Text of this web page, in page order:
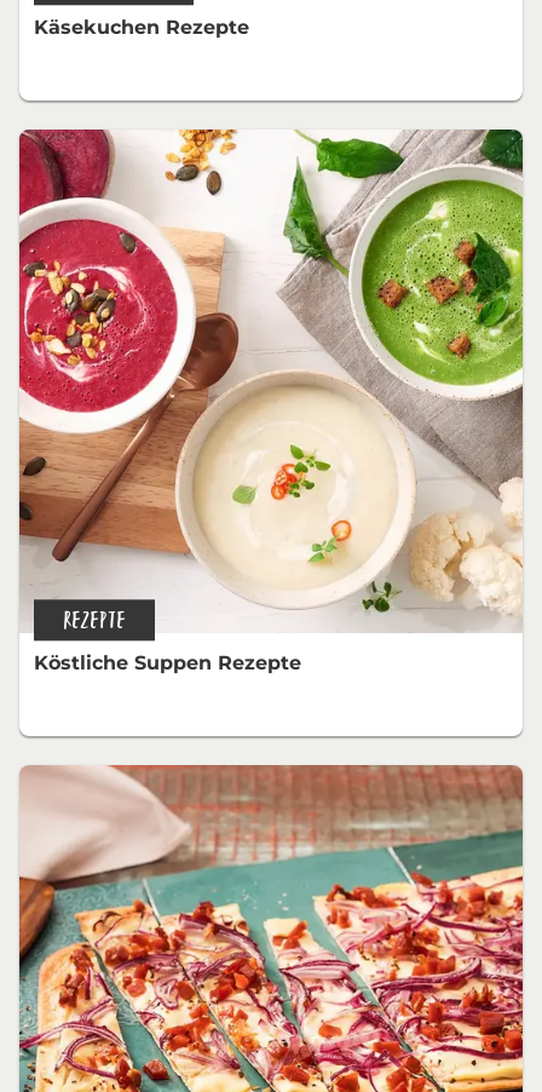
Käsekuchen Rezepte
REZEPTE
Köstliche Suppen Rezepte